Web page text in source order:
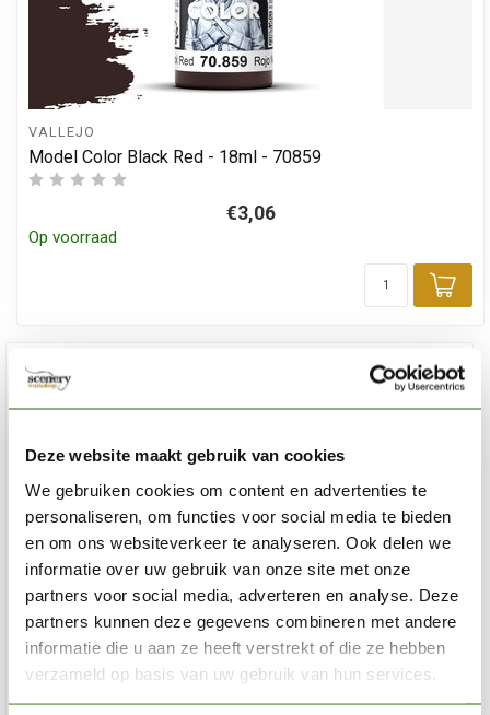
Deze website maakt gebruik van cookies
We gebruiken cookies om content en advertenties te
personaliseren, om functies voor social media te bieden
en om ons websiteverkeer te analyseren. Ook delen we
informatie over uw gebruik van onze site met onze
partners voor social media, adverteren en analyse. Deze
partners kunnen deze gegevens combineren met andere
informatie die u aan ze heeft verstrekt of die ze hebben
verzameld op basis van uw gebruik van hun services.
VALLEJO
Model Color Black Red - 18ml - 70859
€3,06
Op voorraad